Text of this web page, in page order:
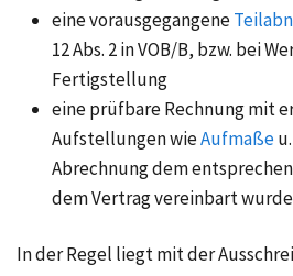
eine vorausgegangene
12 Abs. 2 in VOB/B, bzw. bei
Fertigstellung
eine prüfbare Rechnung mit
Aufstellungen wieAufmaße
Abrechnung dem
dem Vertrag vereinbart wurde
In der Regel liegt mit der